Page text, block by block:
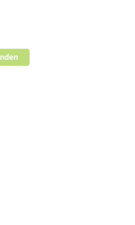
den
jedoch bzgl. des allgemeinen
Term Phase 3 Study Of